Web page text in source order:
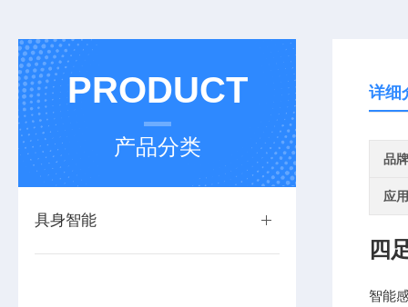
PRODUCT
产品分类
具身智能
详细
品牌
应
四
智能